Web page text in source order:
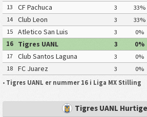
13
CF Pachuca 3 33%
14
Club Leon 3 33%
15
Atletico San Luis 3 0%
16
Tigres UANL 3 0%
17
Club Santos Laguna 3 0%
18
FC Juarez 3 0%
• Tigres UANL er nummer 16 i Liga MX Stilling
Tigres UANL